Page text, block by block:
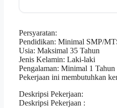
Persyaratan:
Pendidikan: Minimal SMP/
Usia: Maksimal 35 Tahun
Jenis Kelamin: Laki-laki
Pengalaman: Minimal 1 Tahun
Pekerjaan ini membutuhkan
Deskripsi Pekerjaan:
Deskripsi Pekerjaan :